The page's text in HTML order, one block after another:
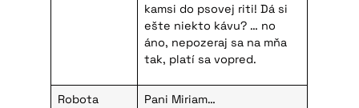
kamsi do psovej riti! Dá si
ešte niekto kávu? … no
áno, nepozeraj sa na mňa
tak, platí sa vopred.
Robota Pani Miriam…